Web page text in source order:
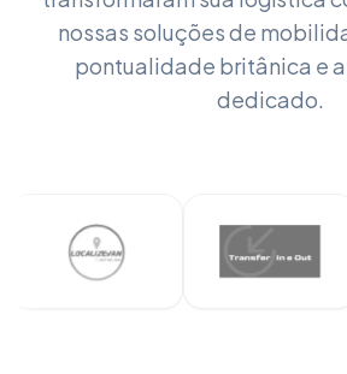
nossas soluções de
pontualidade britânica e
dedicado.